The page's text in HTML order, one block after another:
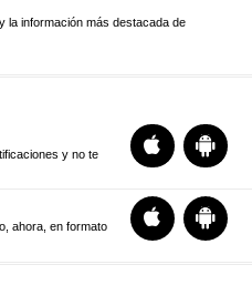
la información más destacada de
y no te
ahora, en formato